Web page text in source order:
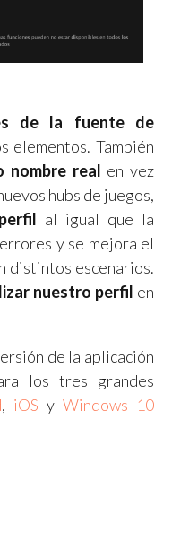
de la fuente de
elementos. También
nombre real en vez
hubs de juegos,
al igual que la
y se mejora el
distintos escenarios.
nuestro perfil en
de la aplicación
los tres grandes
, iOS y Windows 10